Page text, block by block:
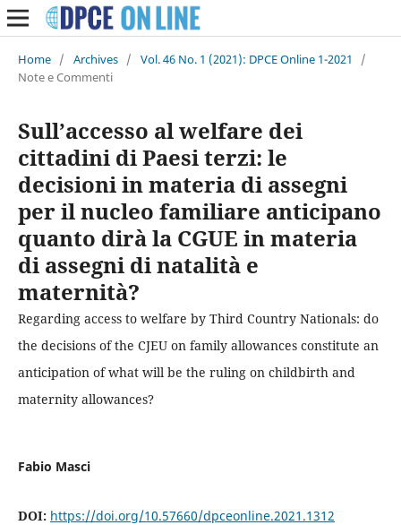
Home / Archives / Vol. 46 No. 1 (2021): DPCE Online 1-2021
/
Note e Commenti
Sull’accesso al welfare dei
cittadini di Paesi terzi: le
decisioni in materia di assegni
per il nucleo familiare anticipano
quanto dirà la CGUE in materia
di assegni di natalità e
maternità?
Regarding access to welfare by Third Country Nationals: do
the decisions of the CJEU on family allowances constitute an
anticipation of what will be the ruling on childbirth and
maternity allowances?
Fabio Masci
DOI: https://doi.org/10.57660/dpceonline.2021.1312